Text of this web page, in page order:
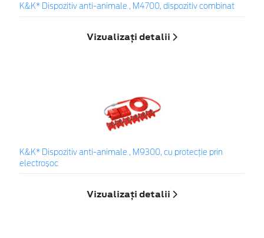
K&K* Dispozitiv anti-animale , M4700, dispozitiv combinat
Vizualizați detalii
K&K* Dispozitiv anti-animale , M9300, cu protecție prin
electroșoc
Vizualizați detalii